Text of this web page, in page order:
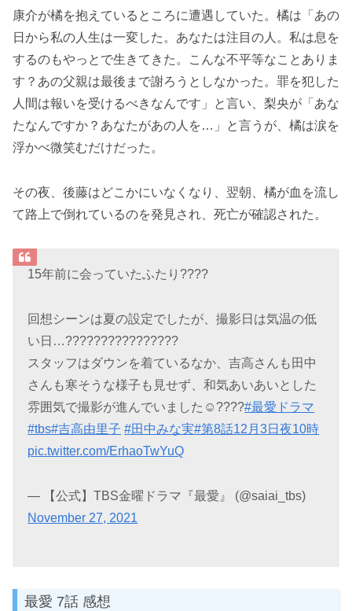
康介が橘を抱えているところに遭遇していた。橘は「あの
日から私の人生は一変した。あなたは注目の人。私は息を
するのもやっとで生きてきた。こんな不平等なことありま
す？あの父親は最後まで謝ろうとしなかった。罪を犯した
人間は報いを受けるべきなんです」と言い、梨央が「あな
たなんですか？あなたがあの人を…」と言うが、橘は涙を
浮かべ微笑むだけだった。
その夜、後藤はどこかにいなくなり、翌朝、橘が血を流し
て路上で倒れているのを発見され、死亡が確認された。
15年前に会っていたふたり????
回想シーンは夏の設定でしたが、撮影日は気温の低
い日…????????????????
スタッフはダウンを着ているなか、吉高さんも田中
さんも寒そうな様子も見せず、和気あいあいとした
雰囲気で撮影が進んでいました☺️????#最愛ドラマ
#tbs#吉高由里子 #田中みな実#第8話12月3日夜10時
pic.twitter.com/ErhaoTwYuQ
— 【公式】TBS金曜ドラマ『最愛』 (@saiai_tbs)
November 27, 2021
最愛 7話 感想